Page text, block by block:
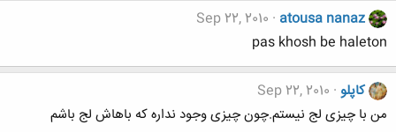
atousa nanaz
Sep 22, 2010
pas khosh be haleton
کاپلو Sep 22, 2010
من با چیزی لج نیستم.چون چیزی وجود نداره که باهاش لج باشم